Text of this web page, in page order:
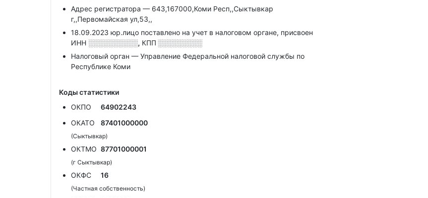
Адрес регистратора — 643,167000,Коми Респ,,Сыктывкар
г,,Первомайская ул,53,,
18.09.2023 юр.лицо поставлено на учет в налоговом органе, присвоен
ИНН ░░░░░░░░░░, КПП ░░░░░░░░░
Налоговый орган — Управление Федеральной налоговой службы по
Республике Коми
Коды статистики
ОКПО
64902243
ОКАТО
87401000000
(Сыктывкар)
ОКТМО 87701000001
(г Сыктывкар)
ОКФС 16
(Частная собственность)